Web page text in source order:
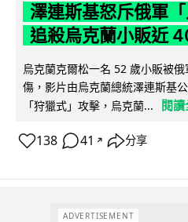
澤連斯基怒斥俄軍
追殺烏克蘭小販近
烏克蘭克爾松一名 52 歲小販被
傷，影片由烏克蘭總統澤連斯基
「狩獵式」攻擊，烏克蘭...
閱
138 41 ↗ 分享
ADVERTISEMENT